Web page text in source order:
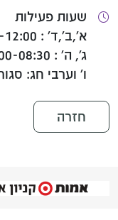
שעות פעילות
א',ב',ד' : 19:00-12:00
ג', ה' : 16:00-08:30
ו' וערבי חג:
חזרה